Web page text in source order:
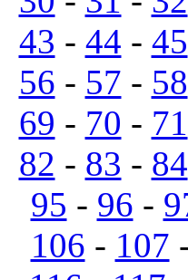
43 - 44 - 45
56 - 57 - 58
69 - 70 - 71
82 - 83 - 84
95 - 96 -
106 - 107